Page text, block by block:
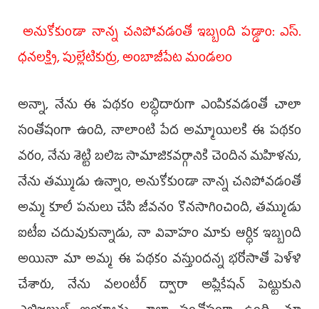
అనుకోకుండా నాన్న చనిపోవడంతో ఇబ్బంది ప‌డ్డాం: ఎస్‌.
ధనలక్ష్మి, పుల్లేటికుర్రు, అంబాజీపేట మండలం
అన్నా, నేను ఈ పథకం లబ్ధిదారుగా ఎంపికవడంతో చాలా
సంతోషంగా ఉంది, నాలాంటి పేద అమ్మాయిలకి ఈ పథకం
వరం, నేను శెట్టి బలిజ సామాజికవర్గానికి చెందిన మహిళను,
నేను తమ్ముడు ఉన్నాం, అనుకోకుండా నాన్న చనిపోవడంతో
అమ్మ కూలీ పనులు చేసి జీవనం కొనసాగించింది, తమ్ముడు
ఐటీఐ చదువుకున్నాడు, నా వివాహం మాకు ఆర్ధిక ఇబ్బంది
అయినా మా అమ్మ ఈ పథకం వస్తుందన్న భరోసాతో పెళ్ళి
చేశారు, నేను వలంటీర్‌ ద్వారా అప్లికేషన్‌ పెట్టుకుని